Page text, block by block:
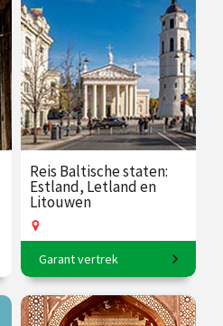
vanaf 15
Op locatie
Reis Baltische staten:
Estland, Letland en
Litouwen
11-daagse reis o.l.v. Frederik
Erens.
Garant vertrek